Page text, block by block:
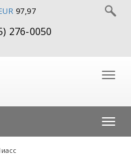
97,97
276-0050